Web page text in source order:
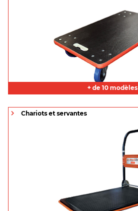
+ de 10 modèles
Chariots et servantes